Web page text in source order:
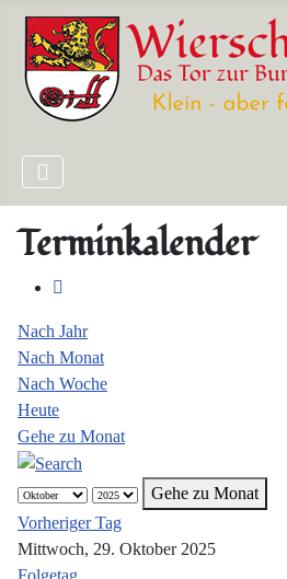
Terminkalender
Nach Jahr
Nach Monat
Nach Woche
Heute
Gehe zu Monat
Gehe zu Monat
Vorheriger Tag
Mittwoch, 29. Oktober 2025